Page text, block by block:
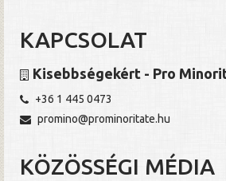
KAPCSOLAT
Kisebbségekért - Pro
+36 1 445 0473
promino@prominoritate.hu
KÖZÖSSÉGI MÉDIA